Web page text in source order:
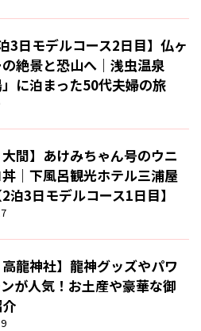
3日モデルコース2日目】仏ヶ
絶景と恐山へ｜浅虫温泉
」に泊まった50代夫婦の旅
大間】あけみちゃん号のウニ
｜下風呂観光ホテル三浦屋
泊3日モデルコース1日目】
高龍神社】龍神グッズやパワ
が人気！お土産や豪華な御